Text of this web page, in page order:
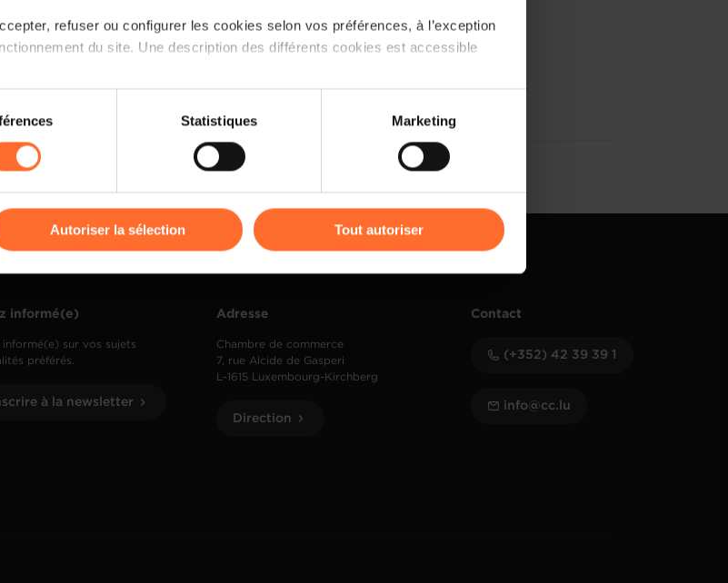
refuser ou configurer les cookies selon vos préférences, à l’exception
du site. Une description des différents cookies est accessible
certaines fonctionnalités (ex : lecture de vidéos, partage sur les réseaux
vidéo, personnalisation de l’affichage du site) peuvent être affectées en
non nécessaires.
Statistiques Marketing
Autoriser la sélection Tout autoriser
informé(e)
informé(e) sur vos sujets
préférés.
à la newsletter
Adresse
Chambre de commerce
7, rue Alcide de Gasperi
L-1615 Luxembourg-Kirchberg
Direction
Contact
(+352) 42 39 39 1
info@cc.lu